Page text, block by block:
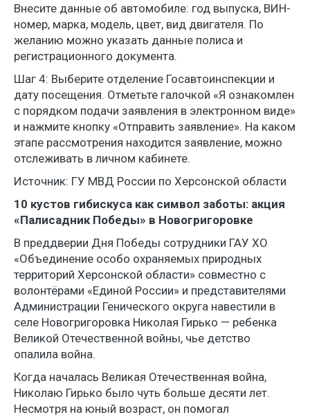
Внесите данные об автомобиле: год выпуска, ВИН-
номер, марка, модель, цвет, вид двигателя. По
желанию можно указать данные полиса и
регистрационного документа.
Шаг 4: Выберите отделение Госавтоинспекции и
дату посещения. Отметьте галочкой «Я ознакомлен
с порядком подачи заявления в электронном виде»
и нажмите кнопку «Отправить заявление». На каком
этапе рассмотрения находится заявление, можно
отслеживать в личном кабинете.
Источник: ГУ МВД России по Херсонской области
10 кустов гибискуса как символ заботы: акция
«Палисадник Победы» в Новогригоровке
В преддверии Дня Победы сотрудники ГАУ ХО
«Объединение особо охраняемых природных
территорий Херсонской области» совместно с
волонтёрами «Единой России» и представителями
Администрации Генического округа навестили в
селе Новогригоровка Николая Гирько — ребенка
Великой Отечественной войны, чье детство
опалила война.
Когда началась Великая Отечественная война,
Николаю Гирько было чуть больше десяти лет.
Несмотря на юный возраст, он помогал